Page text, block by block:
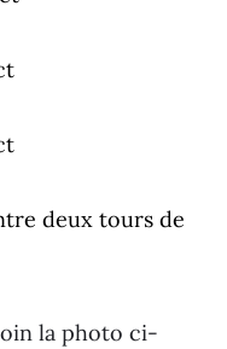
la photo ci-